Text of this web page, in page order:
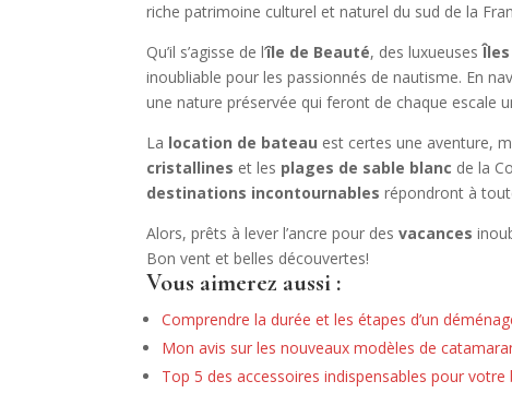
riche patrimoine culturel et naturel du sud de la
Qu’il s’agisse de l’île de Beauté, des luxueuses
inoubliable pour les passionnés de nautisme. En
une nature préservée qui feront de chaque escale
La location de bateau est certes une aventure,
cristallines et les plages de sable blanc de la
destinations incontournables répondront à
Alors, prêts à lever l’ancre pour desvacances
Bon vent et belles découvertes!
Vous aimerez aussi :
Comprendre la durée et les étapes d’un
Mon avis sur les nouveaux modèles de
Top 5 des accessoires indispensables pour